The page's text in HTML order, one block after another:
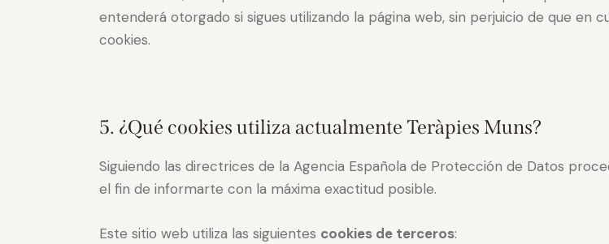
entenderá otorgado si sigues utilizando la página web, sin perjuicio de que en
cookies.
5. ¿Qué cookies utiliza actualmente Teràpies Muns?
Siguiendo las directrices de la Agencia Española de Protección de Datos
el fin de informarte con la máxima exactitud posible.
Este sitio web utiliza las siguientes cookies de terceros: